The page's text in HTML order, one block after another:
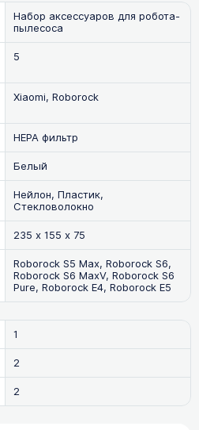
Набор аксессуаров для робота-
пылесоса
5
Xiaomi, Roborock
HEPA фильтр
Белый
Нейлон, Пластик,
Стекловолокно
235 х 155 х 75
Roborock S5 Max, Roborock S6,
Roborock S6 MaxV, Roborock S6
Pure, Roborock E4, Roborock Е5
1
2
2